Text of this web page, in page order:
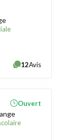
12Avis
Ouvert